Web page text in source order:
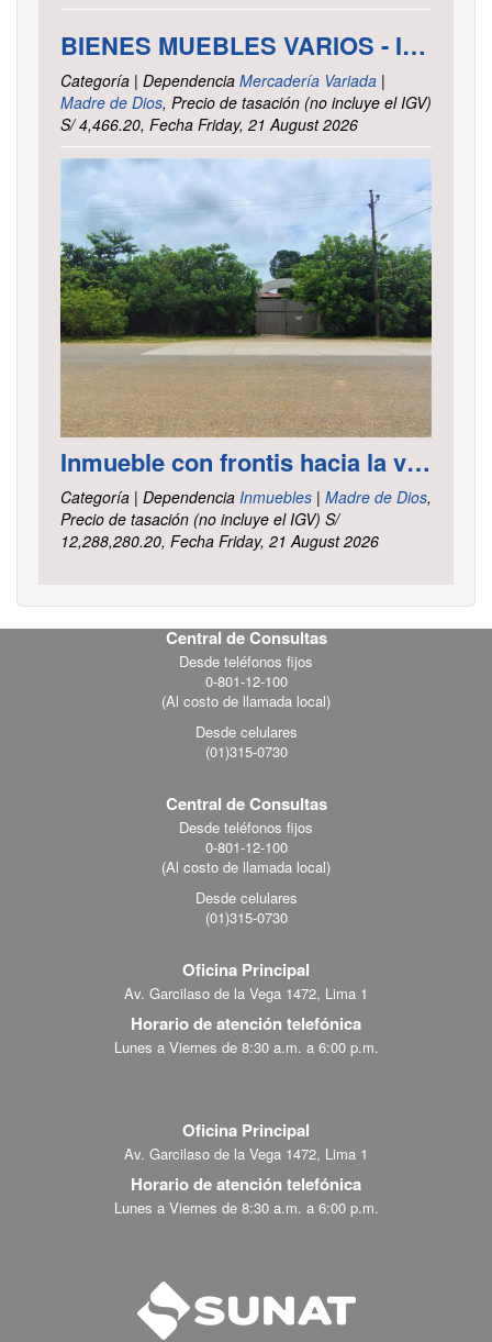
BIENES MUEBLES VARIOS - INTENDENCIA DE TRIBUTOS INTERNOS MADRE DE DIOS
Categoría | Dependencia Mercadería Variada |
Madre de Dios, Precio de tasación (no incluye el IGV)
S/ 4,466.20, Fecha Friday, 21 August 2026
Inmueble con frontis hacia la vía al aeropuerto, es un terreno de forma irregular, cuenta con carretera asfaltada ubicado en la Av. Elmer Faucett km. 6.400, área ha. 2.625 distrito Tambopata, provincia Tambopata y departamento Madre de Dios
Categoría | Dependencia Inmuebles | Madre de Dios,
Precio de tasación (no incluye el IGV) S/
12,288,280.20, Fecha Friday, 21 August 2026
Central de Consultas
Desde teléfonos fijos
0-801-12-100
(Al costo de llamada local)
Desde celulares
(01)315-0730
Central de Consultas
Desde teléfonos fijos
0-801-12-100
(Al costo de llamada local)
Desde celulares
(01)315-0730
Oficina Principal
Av. Garcilaso de la Vega 1472, Lima 1
Horario de atención telefónica
Lunes a Viernes de 8:30 a.m. a 6:00 p.m.
Oficina Principal
Av. Garcilaso de la Vega 1472, Lima 1
Horario de atención telefónica
Lunes a Viernes de 8:30 a.m. a 6:00 p.m.